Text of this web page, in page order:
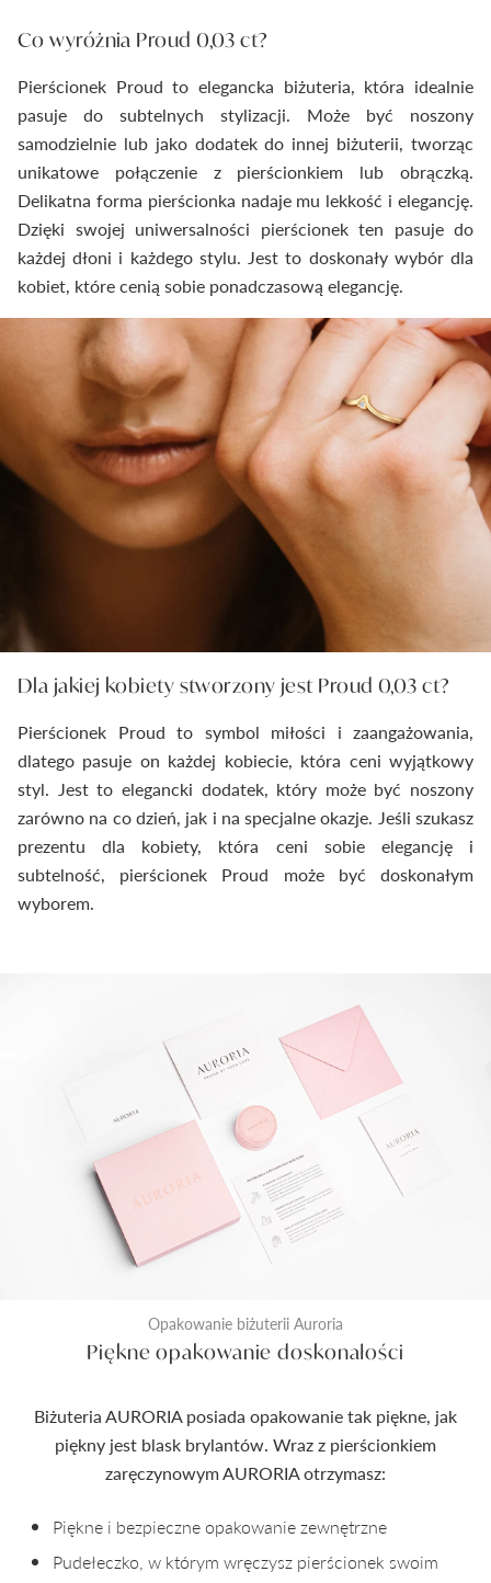
Co wyróżnia Proud 0,03 ct?
Pierścionek Proud to elegancka biżuteria, która idealnie
pasuje do subtelnych stylizacji. Może być noszony
samodzielnie lub jako dodatek do innej biżuterii, tworząc
unikatowe połączenie z pierścionkiem lub obrączką.
Delikatna forma pierścionka nadaje mu lekkość i elegancję.
Dzięki swojej uniwersalności pierścionek ten pasuje do
każdej dłoni i każdego stylu. Jest to doskonały wybór dla
kobiet, które cenią sobie ponadczasową elegancję.
Dla jakiej kobiety stworzony jest Proud 0,03 ct?
Pierścionek Proud to symbol miłości i zaangażowania,
dlatego pasuje on każdej kobiecie, która ceni wyjątkowy
styl. Jest to elegancki dodatek, który może być noszony
zarówno na co dzień, jak i na specjalne okazje. Jeśli szukasz
prezentu dla kobiety, która ceni sobie elegancję i
subtelność, pierścionek Proud może być doskonałym
wyborem.
Opakowanie biżuterii Auroria
Piękne opakowanie doskonałości
Biżuteria AURORIA posiada opakowanie tak piękne, jak
piękny jest blask brylantów. Wraz z pierścionkiem
zaręczynowym AURORIA otrzymasz:
Piękne i bezpieczne opakowanie zewnętrzne
Pudełeczko, w którym wręczysz pierścionek swoim